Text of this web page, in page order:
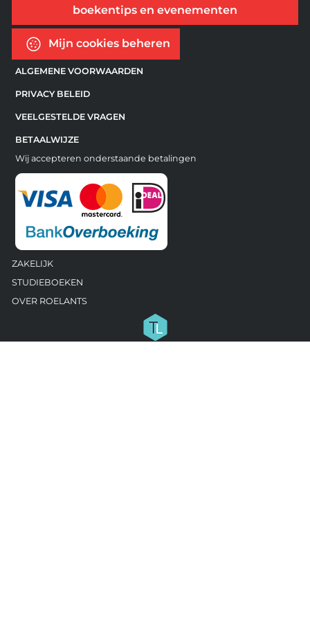
boekentips en evenementen
Mijn cookies beheren
ALGEMENE VOORWAARDEN
PRIVACY BELEID
VEELGESTELDE VRAGEN
BETAALWIJZE
Wij accepteren onderstaande betalingen
ZAKELIJK
STUDIEBOEKEN
OVER ROELANTS